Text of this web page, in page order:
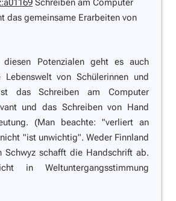
Schreiben am Computer
das gemeinsame Erarbeiten von
diesen Potenzialen geht es auch
von Schülerinnen und
das Schreiben am Computer
und das Schreiben von Hand
(Man beachte: "verliert an
"ist unwichtig". Weder Finnland
Schwyz schafft die Handschrift ab.
in Weltuntergangsstimmung